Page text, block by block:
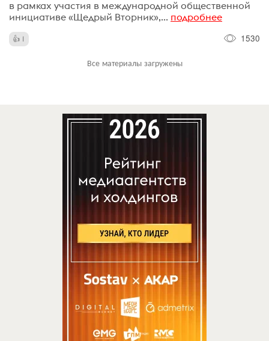
в рамках участия в международной общественной
инициативе «Щедрый Вторник»,... подробнее
1 1530
Все материалы загружены